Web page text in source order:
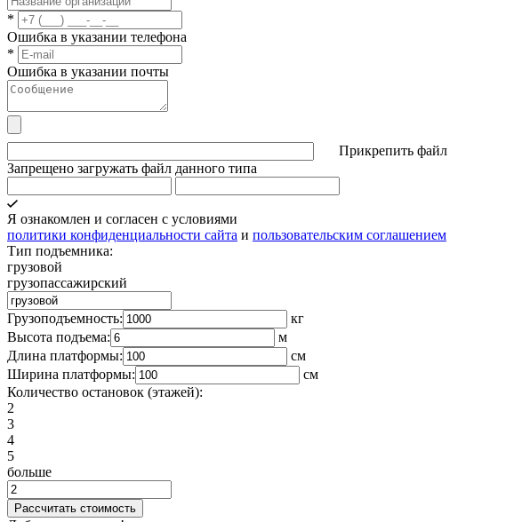
*
Ошибка в указании телефона
*
Ошибка в указании почты
Прикрепить файл
Запрещено загружать файл данного типа
Я ознакомлен и согласен с условиями
политики конфиденциальности сайта и пользовательским соглашением
Тип подъемника:
грузовой
грузопассажирский
Грузоподъемность:
кг
Высота подъема:
м
Длина платформы:
cм
Ширина платформы:
см
Количество остановок (этажей):
2
3
4
5
больше